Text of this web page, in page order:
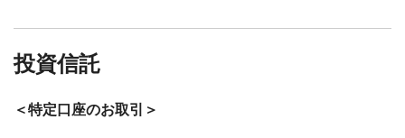
投資信託
＜特定口座のお取引＞